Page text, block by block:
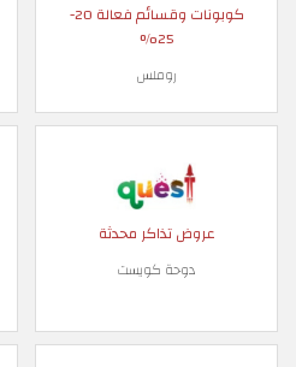
كوبونات وقسائم فعالة 20-
25%
روملس
عروض تذاكر محدثة
دوحة كويست